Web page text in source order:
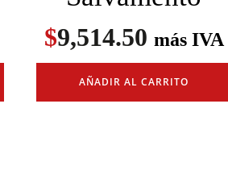
$9,514.50 más IVA
AÑADIR AL CARRITO